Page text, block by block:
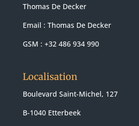
Thomas De Decker
Email : Thomas De Decker
GSM : +32 486 934 990
Localisation
Boulevard Saint-Michel, 127
B-1040 Etterbeek